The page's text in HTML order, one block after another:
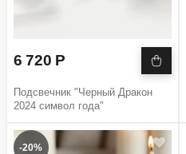
6 720 Р
Подсвечник "Черный Дракон
2024 символ года"
-20%